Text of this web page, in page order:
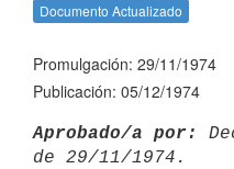
Documento Actualizado
Promulgación: 29/11/1974
Publicación: 05/12/1974
Aprobado/a por: